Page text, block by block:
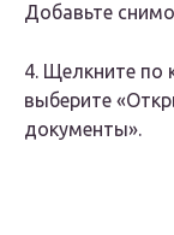
Добавьте
4. Щелкните по
выберите
документы».